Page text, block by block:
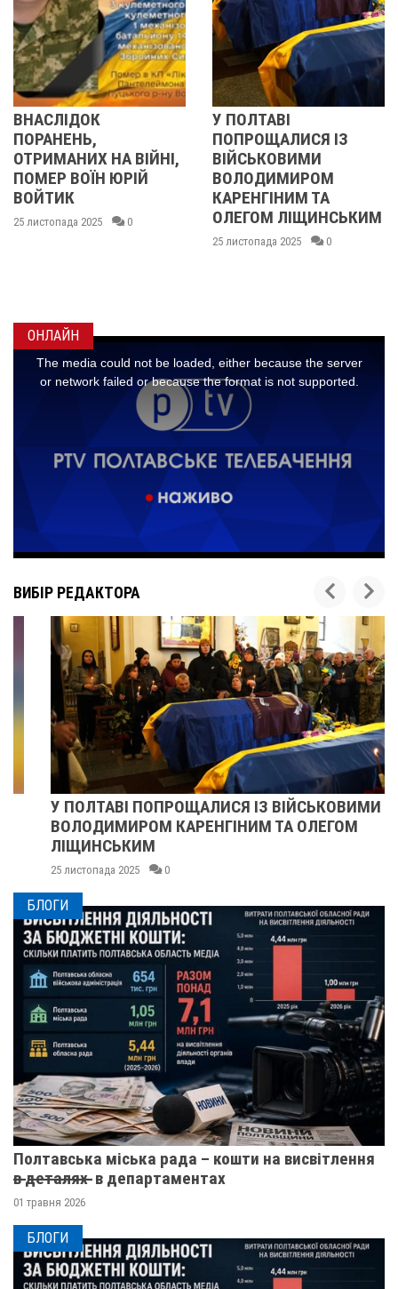
НА ВІЙНІ,
ЮРІЙ
0
ПОПРОЩАЛИСЯ ІЗ
ВІЙСЬКОВИМИ
ВОЛОДИМИРОМ
КАРЕНГІНИМ ТА
ОЛЕГОМ ЛІЩИНСЬКИМ
25 листопада 2025 0
ОНЛАЙН
ВИБІР РЕДАКТОРА
У ПОЛТАВІ ПОПРОЩАЛИСЯ ІЗ ВІЙСЬКОВИМИ
ВОЛОДИМИРОМ КАРЕНГІНИМ ТА ОЛЕГОМ
ЛІЩИНСЬКИМ
25 листопада 2025 0
БЛОГИ
Полтавська міська рада – кошти на висвітлення
в̶ ̶д̶е̶т̶а̶л̶я̶х̶ ̶ в департаментах
01 травня 2026
БЛОГИ